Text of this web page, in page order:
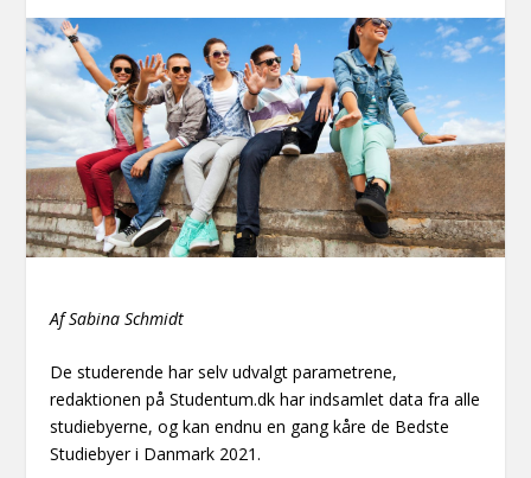
Af Sabina Schmidt
De studerende har selv udvalgt parametrene,
redaktionen på Studentum.dk har indsamlet data fra alle
studiebyerne, og kan endnu en gang kåre de Bedste
Studiebyer i Danmark 2021.